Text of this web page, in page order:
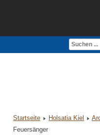
Impressum
Startseite Holsatia Kiel
Feuersänger